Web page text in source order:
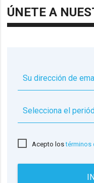
ÚNETE A
Acepto lostérminos